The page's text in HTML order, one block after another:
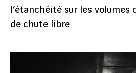
l’étanchéité sur les volumes
de chute libre